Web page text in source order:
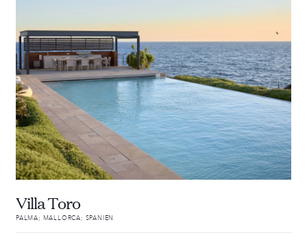
Villa Toro
PALMA; MALLORCA; SPANIEN